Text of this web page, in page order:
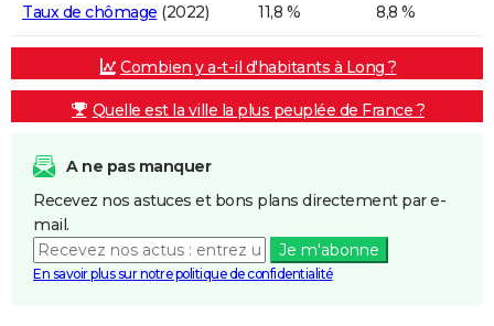
Taux de chômage (2022) 11,8 % 8,8 %
Combien y a-t-il d'habitants à Long ?
Quelle est la ville la plus peuplée de France ?
A ne pas manquer
Recevez nos astuces et bons plans directement par e-
mail.
Je m'abonne
En savoir plus sur notre politique de confidentialité